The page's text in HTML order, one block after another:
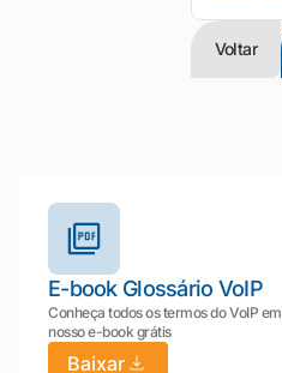
Voltar
E-book Glossário VoIP
Conheça todos os termos do VoIP em
nosso e-book grátis
Baixar